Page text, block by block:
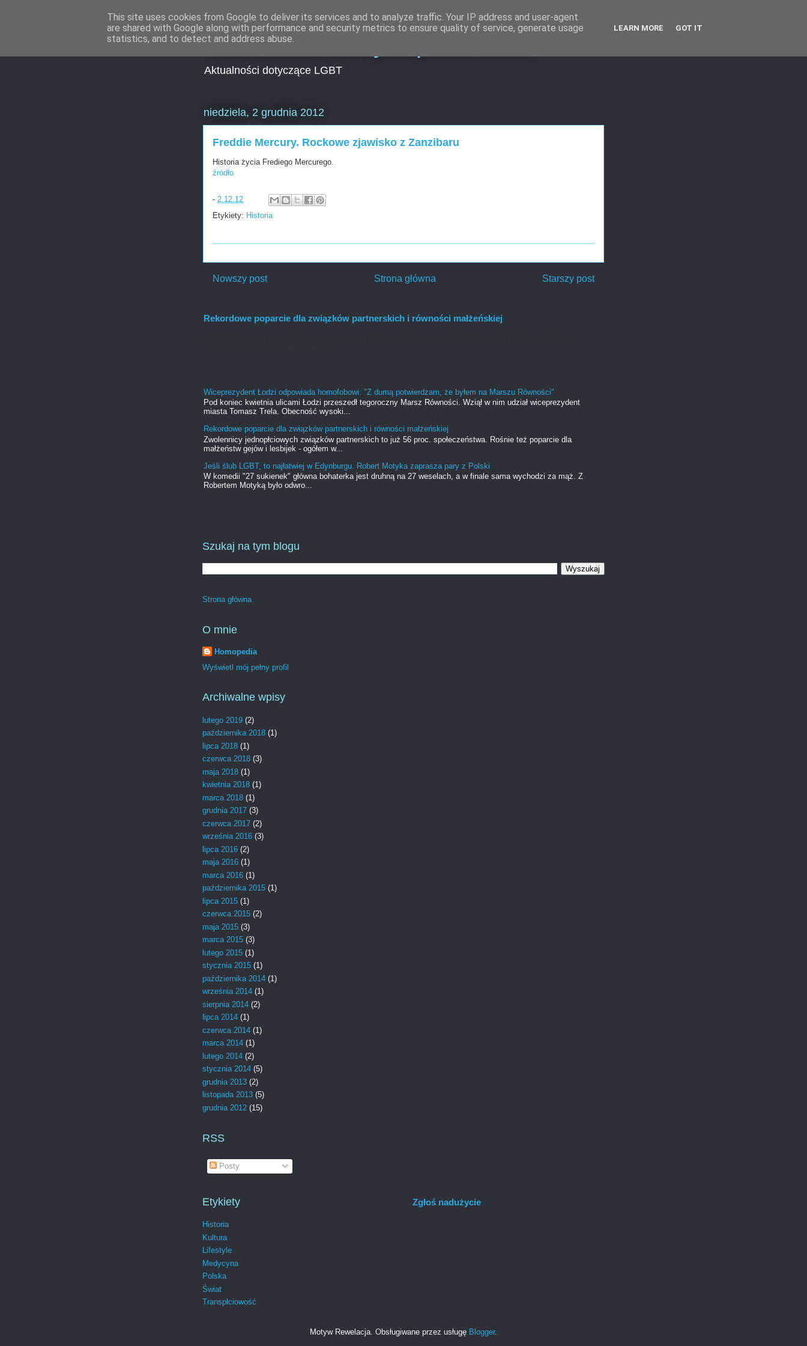
Aktualności Encyklopedia LGBT
Aktualności dotyczące LGBT
niedziela, 2 grudnia 2012
Freddie Mercury. Rockowe zjawisko z Zanzibaru
Historia życia Frediego Mercurego.
źródło
- 2.12.12
Etykiety: Historia
Nowszy post Starszy post
Strona główna
Rekordowe poparcie dla związków partnerskich i równości małżeńskiej
Wiceprezydent Łodzi odpowiada homofobowi: "Z dumą potwierdzam, że byłem na Marszu Równości"
Pod koniec kwietnia ulicami Łodzi przeszedł tegoroczny Marsz Równości. Wziął w nim udział wiceprezydent
miasta Tomasz Trela. Obecność wysoki...
Rekordowe poparcie dla związków partnerskich i równości małżeńskiej
Zwolennicy jednopłciowych związków partnerskich to już 56 proc. społeczeństwa. Rośnie też poparcie dla
małżeństw gejów i lesbijek - ogółem w...
Jeśli ślub LGBT, to najłatwiej w Edynburgu. Robert Motyka zaprasza pary z Polski
W komedii "27 sukienek" główna bohaterka jest druhną na 27 weselach, a w finale sama wychodzi za mąż. Z
Robertem Motyką było odwro...
Szukaj na tym blogu
Strona główna
O mnie
Homopedia
Wyświetl mój pełny profil
Archiwalne wpisy
lutego 2019 (2)
października 2018 (1)
lipca 2018 (1)
czerwca 2018 (3)
maja 2018 (1)
kwietnia 2018 (1)
marca 2018 (1)
grudnia 2017 (3)
czerwca 2017 (2)
września 2016 (3)
lipca 2016 (2)
maja 2016 (1)
marca 2016 (1)
października 2015 (1)
lipca 2015 (1)
czerwca 2015 (2)
maja 2015 (3)
marca 2015 (3)
lutego 2015 (1)
stycznia 2015 (1)
października 2014 (1)
września 2014 (1)
sierpnia 2014 (2)
lipca 2014 (1)
czerwca 2014 (1)
marca 2014 (1)
lutego 2014 (2)
stycznia 2014 (5)
grudnia 2013 (2)
listopada 2013 (5)
grudnia 2012 (15)
RSS
Posty
Etykiety
Historia
Kultura
Lifestyle
Medycyna
Polska
Świat
Transpłciowość
Zgłoś nadużycie
Motyw Rewelacja. Obsługiwane przez usługę Blogger.
This site uses cookies from Google to deliver its services and to analyze traffic. Your IP address and user-agent
are shared with Google along with performance and security metrics to ensure quality of service, generate usage
statistics, and to detect and address abuse.
LEARN MORE GOT IT